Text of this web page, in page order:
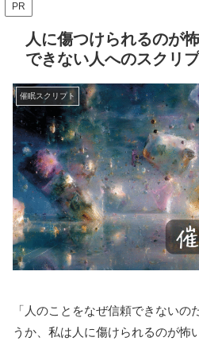
PR
人に傷つけられるのが
できない人へのスクリ
催眠スクリプト
「人のことをなぜ信頼できない
うか、私は人に傷けられるのが怖